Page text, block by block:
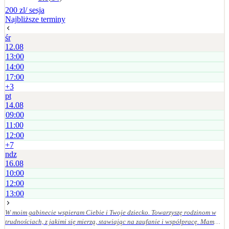
200 zl/ sesja
Najbliższe terminy
śr
12.08
13:00
14:00
17:00
+3
pt
14.08
09:00
11:00
12:00
+7
ndz
16.08
10:00
12:00
13:00
W moim gabinecie wspieram Ciebie i Twoje dziecko. Towarzyszę rodzinom w
trudnościach, z jakimi się mierzą, stawiając na zaufanie i współpracę. Mam